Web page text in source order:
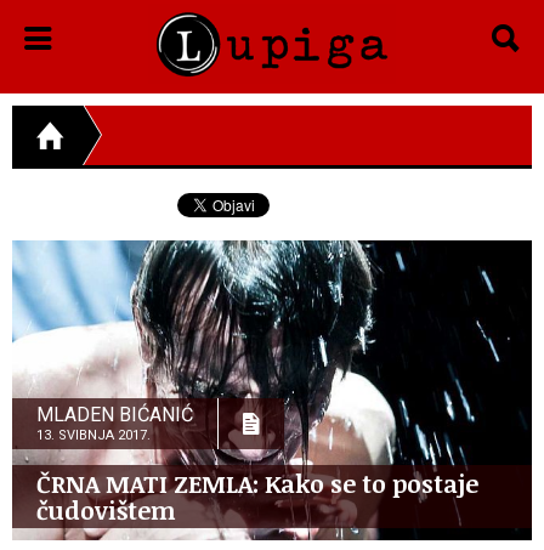
MLADEN BIĆANIĆ
13. SVIBNJA 2017.
ČRNA MATI ZEMLA: Kako se to postaje
čudovištem